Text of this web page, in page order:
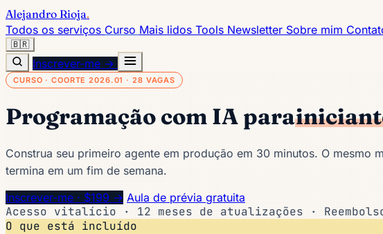
Alejandro Rioja.
Todos os serviços Curso Mais lidos Tools Newsletter Sobre mim
🇧🇷
Inscrever-me →
CURSO · COORTE 2026.01 · 28 VAGAS
Programação com IA para
Construa seu primeiro agente em produção em 30 minutos. O
termina em um fim de semana.
Inscrever-me · $199 → Aula de prévia gratuita
Acesso vitalício · 12 meses de atualizações ·
O que está incluído